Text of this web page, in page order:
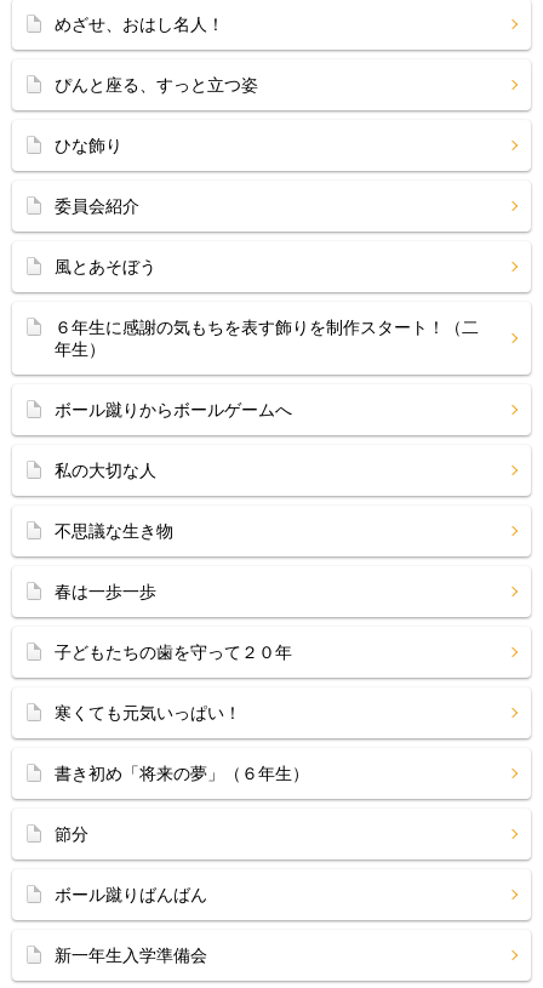
めざせ、おはし名人！
ぴんと座る、すっと立つ姿
ひな飾り
委員会紹介
風とあそぼう
６年生に感謝の気もちを表す飾りを制作スタート！（二
年生）
ボール蹴りからボールゲームへ
私の大切な人
不思議な生き物
春は一歩一歩
子どもたちの歯を守って２０年
寒くても元気いっぱい！
書き初め「将来の夢」（６年生）
節分
ボール蹴りばんばん
新一年生入学準備会